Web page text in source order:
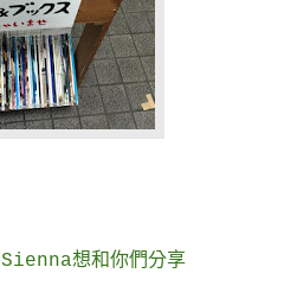
Sienna想和你們分享